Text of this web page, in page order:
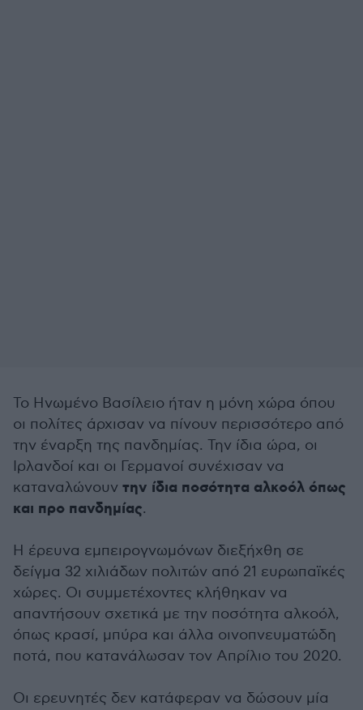
Το Ηνωμένο Βασίλειο ήταν η μόνη χώρα όπου
οι πολίτες άρχισαν να πίνουν περισσότερο από
την έναρξη της πανδημίας. Την ίδια ώρα, οι
Ιρλανδοί και οι Γερμανοί συνέχισαν να
καταναλώνουν την ίδια ποσότητα αλκοόλ όπως
και προ πανδημίας.
Η έρευνα εμπειρογνωμόνων διεξήχθη σε
δείγμα 32 χιλιάδων πολιτών από 21 ευρωπαϊκές
χώρες. Οι συμμετέχοντες κλήθηκαν να
απαντήσουν σχετικά με την ποσότητα αλκοόλ,
όπως κρασί, μπύρα και άλλα οινοπνευματώδη
ποτά, που κατανάλωσαν τον Απρίλιο του 2020.
Οι ερευνητές δεν κατάφεραν να δώσουν μία